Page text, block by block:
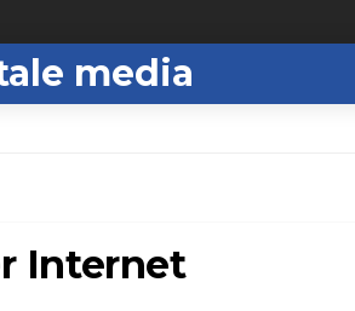
media
Internet